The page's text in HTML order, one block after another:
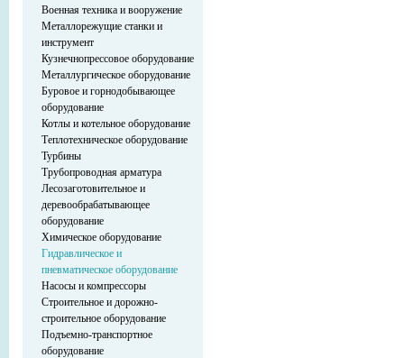
Военная техника и вооружение
Металлорежущие станки и
инструмент
Кузнечнопрессовое оборудование
Металлургическое оборудование
Буровое и горнодобывающее
оборудование
Котлы и котельное оборудование
Теплотехническое оборудование
Турбины
Трубопроводная арматура
Лесозаготовительное и
деревообрабатывающее
оборудование
Химическое оборудование
Гидравлическое и
пневматическое оборудование
Насосы и компрессоры
Строительное и дорожно-
строительное оборудование
Подъемно-транспортное
оборудование